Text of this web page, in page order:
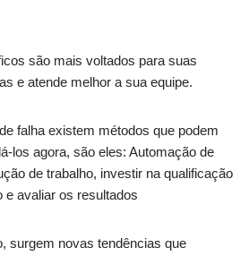
são mais voltados para suas
e atende melhor a sua equipe.
falha existem métodos que podem
los agora, são eles: Automação de
de trabalho, investir na qualificação
e avaliar os resultados
surgem novas tendências que